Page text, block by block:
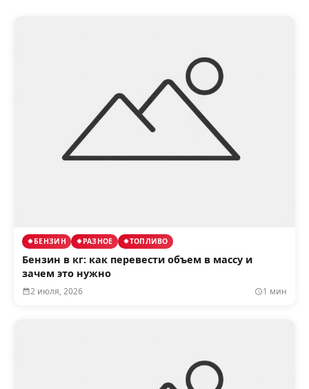
БЕНЗИН РАЗНОЕ ТОПЛИВО
Бензин в кг: как перевести объем в массу и
зачем это нужно
2 июля, 2026 1 мин